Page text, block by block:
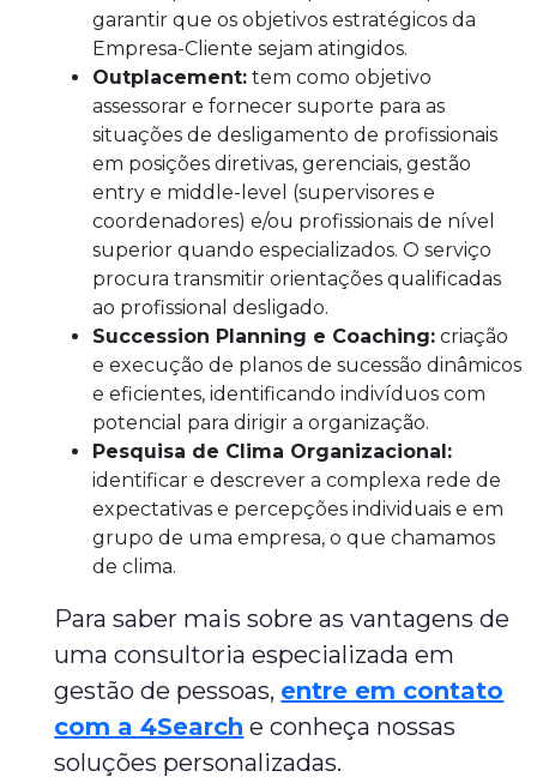
garantir que os objetivos estratégicos da
Empresa-Cliente sejam atingidos.
Outplacement: tem como objetivo
assessorar e fornecer suporte para as
situações de desligamento de profissionais
em posições diretivas, gerenciais, gestão
entry e middle-level (supervisores e
coordenadores) e/ou profissionais de nível
superior quando especializados. O serviço
procura transmitir orientações qualificadas
ao profissional desligado.
Succession Planning e Coaching: criação
e execução de planos de sucessão dinâmicos
e eficientes, identificando indivíduos com
potencial para dirigir a organização.
Pesquisa de Clima Organizacional:
identificar e descrever a complexa rede de
expectativas e percepções individuais e em
grupo de uma empresa, o que chamamos
de clima.
Para saber mais sobre as vantagens de
uma consultoria especializada em
gestão de pessoas, entre em contato
com a 4Search e conheça nossas
soluções personalizadas.